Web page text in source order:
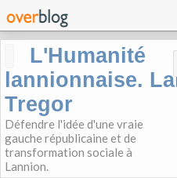
L'Humanité
lannionnaise.
Tregor
Défendre l'idée d'une vraie
gauche républicaine et de
transformation sociale à
Lannion.